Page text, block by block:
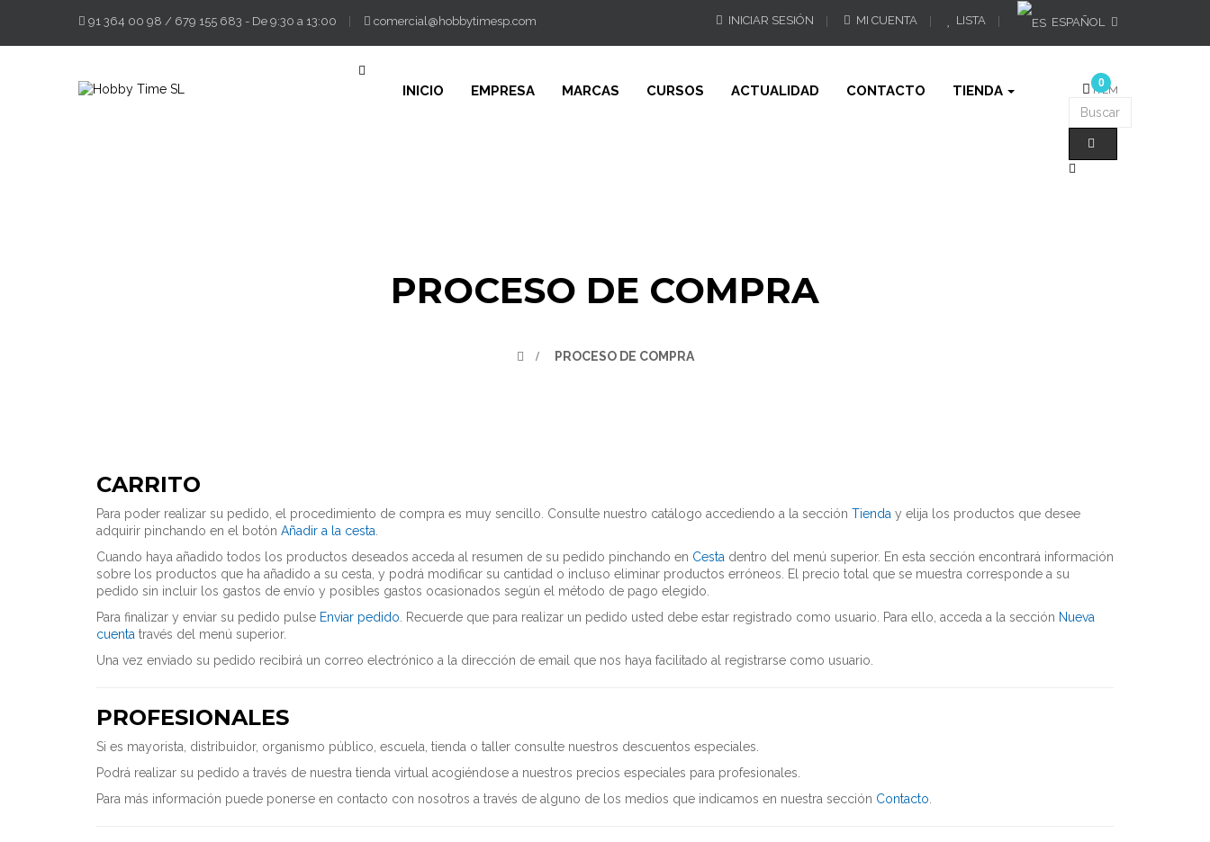
ESPAÑOL
INICIAR SESIÓN MI CUENTA LISTA
91 364 00 98 / 679 155 683 - De 9:30 a 13:00 comercial@hobbytimesp.com
Navegación
INICIO EMPRESA MARCAS CURSOS ACTUALIDAD CONTACTO TIENDA 0
ÍTEM
> PROCESO DE COMPRA
PROCESO DE COMPRA
CARRITO
Para poder realizar su pedido, el procedimiento de compra es muy sencillo. Consulte nuestro catálogo accediendo a la sección Tienda y elija los productos que desee
adquirir pinchando en el botón Añadir a la cesta
Cuando haya añadido todos los productos deseados acceda al resumen de su pedido pinchando en Cesta dentro del menú superior. En esta sección encontrará información
sobre los productos que ha añadido a su cesta, y podrá modificar su cantidad o incluso eliminar productos erróneos. El precio total que se muestra corresponde a su
pedido sin incluir los gastos de envío y posibles gastos ocasionados según el método de pago elegido.
Para finalizar y enviar su pedido pulse Enviar pedido . Recuerde que para realizar un pedido usted debe estar registrado como usuario. Para ello, acceda a la sección Nueva
cuenta través del menú superior.
Una vez enviado su pedido recibirá un correo electrónico a la dirección de email que nos haya facilitado al registrarse como usuario.
PROFESIONALES
Si es mayorista, distribuidor, organismo público, escuela, tienda o taller consulte nuestros descuentos especiales.
Podrá realizar su pedido a través de nuestra tienda virtual acogiéndose a nuestros precios especiales para profesionales.
Para más información puede ponerse en contacto con nosotros a través de alguno de los medios que indicamos en nuestra sección Contacto